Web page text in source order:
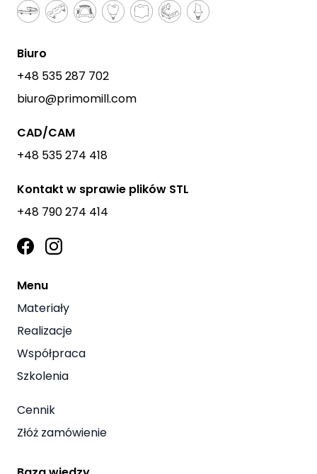
Biuro
+48 535 287 702
biuro@primomill.com
CAD/CAM
+48 535 274 418
Kontakt w sprawie plików STL
+48 790 274 414
Menu
Materiały
Realizacje
Współpraca
Szkolenia
Cennik
Złóż zamówienie